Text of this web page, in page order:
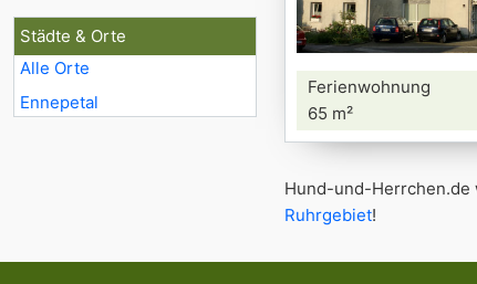
Städte & Orte
Alle Orte
Ennepetal
Ferienwohnung
65 m²
Hund-und-Herrchen.de
Ruhrgebiet!